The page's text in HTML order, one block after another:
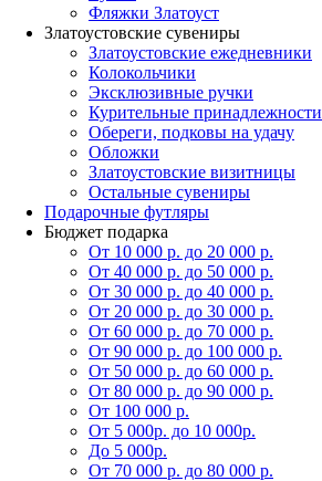
Фляжки Златоуст
Златоустовские сувениры
Златоустовские ежедневники
Колокольчики
Эксклюзивные ручки
Курительные принадлежности
Обереги, подковы на удачу
Обложки
Златоустовские визитницы
Остальные сувениры
Подарочные футляры
Бюджет подарка
От 10 000 р. до 20 000 р.
От 40 000 р. до 50 000 р.
От 30 000 р. до 40 000 р.
От 20 000 р. до 30 000 р.
От 60 000 р. до 70 000 р.
От 90 000 р. до 100 000 р.
От 50 000 р. до 60 000 р.
От 80 000 р. до 90 000 р.
От 100 000 р.
От 5 000р. до 10 000р.
До 5 000р.
От 70 000 р. до 80 000 р.